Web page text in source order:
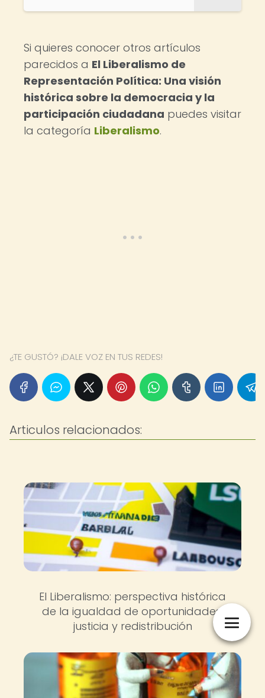
Si quieres conocer otros artículos
parecidos a El Liberalismo de
Representación Política: Una visión
histórica sobre la democracia y la
participación ciudadana puedes visitar
la categoría Liberalismo.
¿TE GUSTÓ? ¡DALE VOZ EN TUS REDES!
Articulos relacionados:
El Liberalismo: perspectiva histórica
de la igualdad de oportunidades,
justicia y redistribución